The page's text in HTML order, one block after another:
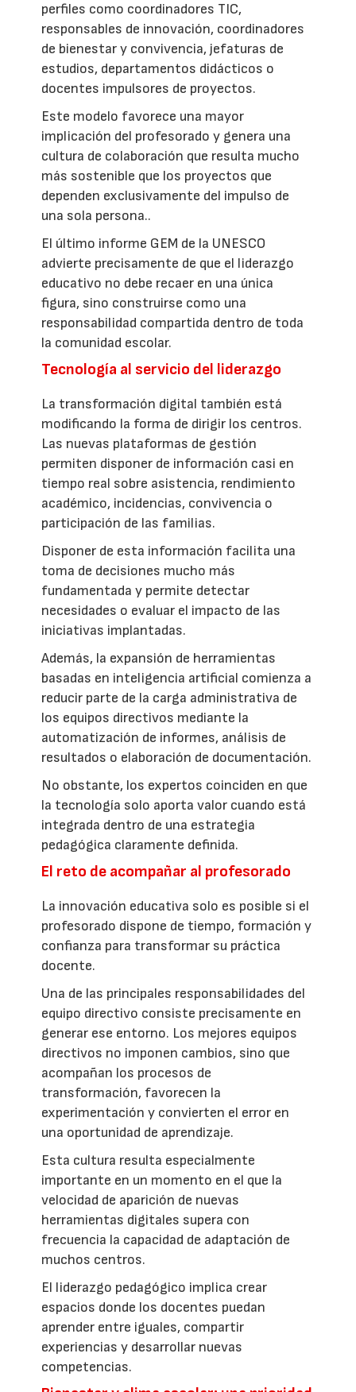
perfiles como coordinadores TIC,
responsables de innovación, coordinadores
de bienestar y convivencia, jefaturas de
estudios, departamentos didácticos o
docentes impulsores de proyectos.
Este modelo favorece una mayor
implicación del profesorado y genera una
cultura de colaboración que resulta mucho
más sostenible que los proyectos que
dependen exclusivamente del impulso de
una sola persona..
El último informe GEM de la UNESCO
advierte precisamente de que el liderazgo
educativo no debe recaer en una única
figura, sino construirse como una
responsabilidad compartida dentro de toda
la comunidad escolar.
Tecnología al servicio del liderazgo
La transformación digital también está
modificando la forma de dirigir los centros.
Las nuevas plataformas de gestión
permiten disponer de información casi en
tiempo real sobre asistencia, rendimiento
académico, incidencias, convivencia o
participación de las familias.
Disponer de esta información facilita una
toma de decisiones mucho más
fundamentada y permite detectar
necesidades o evaluar el impacto de las
iniciativas implantadas.
Además, la expansión de herramientas
basadas en inteligencia artificial comienza a
reducir parte de la carga administrativa de
los equipos directivos mediante la
automatización de informes, análisis de
resultados o elaboración de documentación.
No obstante, los expertos coinciden en que
la tecnología solo aporta valor cuando está
integrada dentro de una estrategia
pedagógica claramente definida.
El reto de acompañar al profesorado
La innovación educativa solo es posible si el
profesorado dispone de tiempo, formación y
confianza para transformar su práctica
docente.
Una de las principales responsabilidades del
equipo directivo consiste precisamente en
generar ese entorno. Los mejores equipos
directivos no imponen cambios, sino que
acompañan los procesos de
transformación, favorecen la
experimentación y convierten el error en
una oportunidad de aprendizaje.
Esta cultura resulta especialmente
importante en un momento en el que la
velocidad de aparición de nuevas
herramientas digitales supera con
frecuencia la capacidad de adaptación de
muchos centros.
El liderazgo pedagógico implica crear
espacios donde los docentes puedan
aprender entre iguales, compartir
experiencias y desarrollar nuevas
competencias.